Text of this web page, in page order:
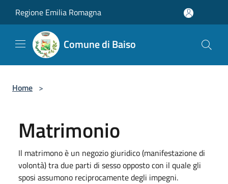
Regione Emilia Romagna
Comune di Baiso
Home >
Matrimonio
Il matrimono è un negozio giuridico (manifestazione di
volontà) tra due parti di sesso opposto con il quale gli
sposi assumono reciprocamente degli impegni.